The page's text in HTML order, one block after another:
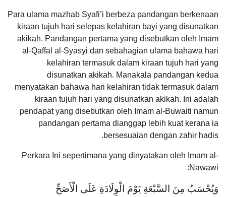
Para ulama mazhab Syafi’i berbeza pandangan berkenaan
kiraan tujuh hari selepas kelahiran bayi yang disunatkan
akikah. Pandangan pertama yang disebutkan oleh Imam
al-Qaffal al-Syasyi dan sebahagian ulama bahawa hari
kelahiran termasuk dalam kiraan tujuh hari yang
disunatkan akikah. Manakala pandangan kedua
menyatakan bahawa hari kelahiran tidak termasuk dalam
kiraan tujuh hari yang disunatkan akikah. Ini adalah
pendapat yang disebutkan oleh Imam al-Buwaiti namun
pandangan pertama dianggap lebih kuat kerana ia
bersesuaian dengan zahir hadis.
Perkara Ini sepertimana yang dinyatakan oleh Imam al-
Nawawi:
وَيُحْسَبُ مِنَ السَّبْعَةِ يَوْمَ الْوِلَادَةِ عَلَى الْأَصَحِّ